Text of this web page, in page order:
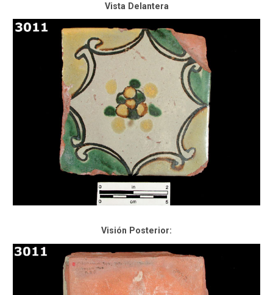
Vista Delantera
Visión Posterior: